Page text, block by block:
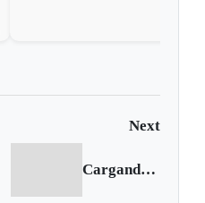
Next
Cargando siguiente...